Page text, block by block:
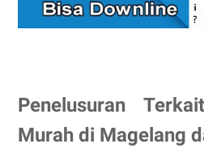
Penelusuran
Murah di Magelang